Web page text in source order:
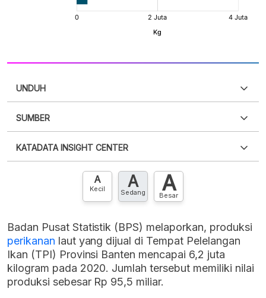
UNDUH
XLS
SUMBER
punya akun?Silakan Daftar sekarang
KATADATA INSIGHT CENTER
Hubungi sekarang »
A
Kecil A
Sedang A
Besar
Badan Pusat Statistik (BPS) melaporkan, produksi
perikanan laut yang dijual di Tempat Pelelangan
Ikan (TPI) Provinsi Banten mencapai 6,2 juta
kilogram pada 2020. Jumlah tersebut memiliki nilai
produksi sebesar Rp 95,5 miliar.